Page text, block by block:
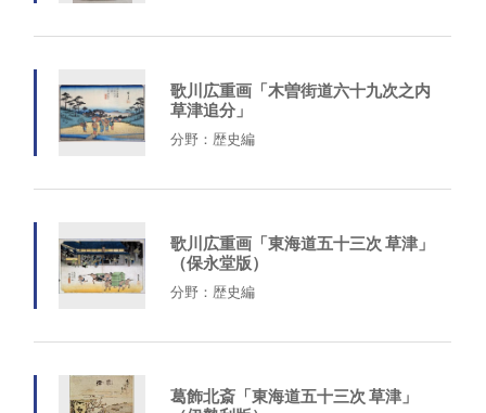
歌川広重画「木曽街道六十九次之内
草津追分」
分野：歴史編
歌川広重画「東海道五十三次 草津」
（保永堂版）
分野：歴史編
葛飾北斎「東海道五十三次 草津」